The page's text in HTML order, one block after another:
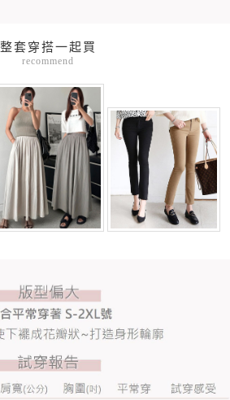
整套穿搭一起買
recommend